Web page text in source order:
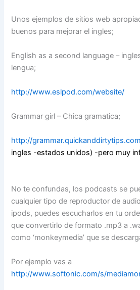
Unos ejemplos de sitios web
buenos para mejorar el ingles;
English as a second language –
lengua;
http://www.eslpod.com/website/
Grammar girl – Chica gramatica;
http://
ingles -estados unidos) -pero muy
No te confundas, los podcasts se
cualquier tipo de reproductor de
ipods, puedes escucharlos en tu
que convertirlo de formato .mp3 a
como ‘monkeymedia’ que se
Por ejemplo vas a
http://www.softonic.com/s/